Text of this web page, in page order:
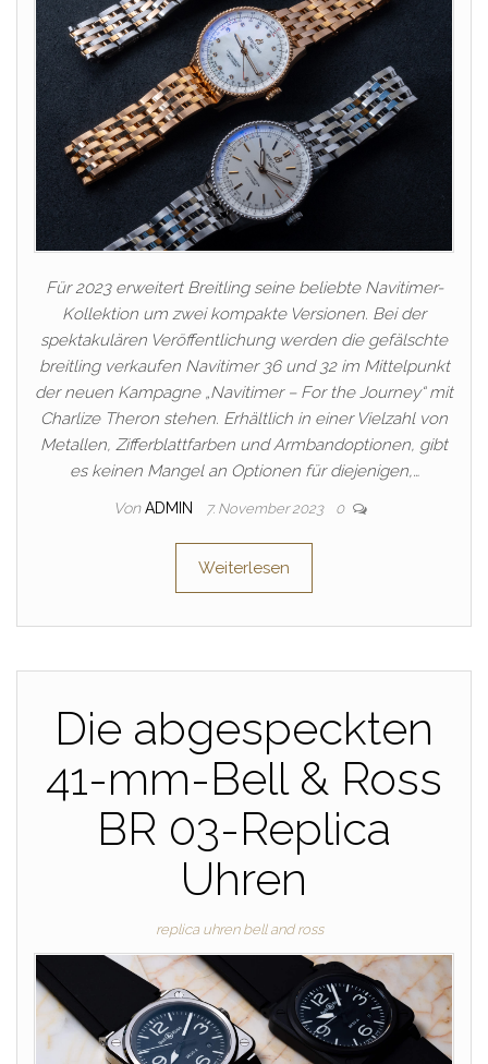
Für 2023 erweitert Breitling seine beliebte Navitimer-
Kollektion um zwei kompakte Versionen. Bei der
spektakulären Veröffentlichung werden die gefälschte
breitling verkaufen Navitimer 36 und 32 im Mittelpunkt
der neuen Kampagne „Navitimer – For the Journey“ mit
Charlize Theron stehen. Erhältlich in einer Vielzahl von
Metallen, Zifferblattfarben und Armbandoptionen, gibt
es keinen Mangel an Optionen für diejenigen,…
Von ADMIN 7. November 2023 0
Weiterlesen
Die abgespeckten
41-mm-Bell & Ross
BR 03-Replica
Uhren
replica uhren bell and ross